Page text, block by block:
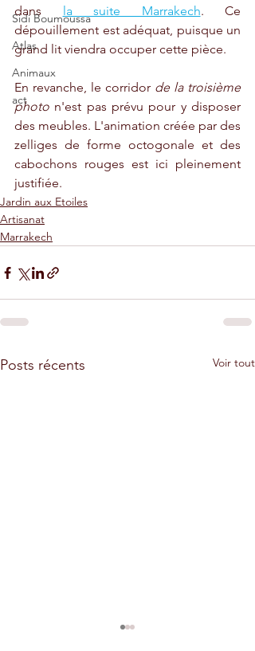
Sidi Boumoussa
Atlas
Animaux
act
dans la suite Marrakech. Ce
dépouillement est adéquat, puisque un
grand lit viendra occuper cette pièce.
En revanche, le corridor de la troisième
photo n'est pas prévu pour y disposer
des meubles. L'animation créée par des
zelliges de forme octogonale et des
cabochons rouges est ici pleinement
justifiée.
Jardin aux Etoiles
Artisanat
Marrakech
Posts récents Voir tout